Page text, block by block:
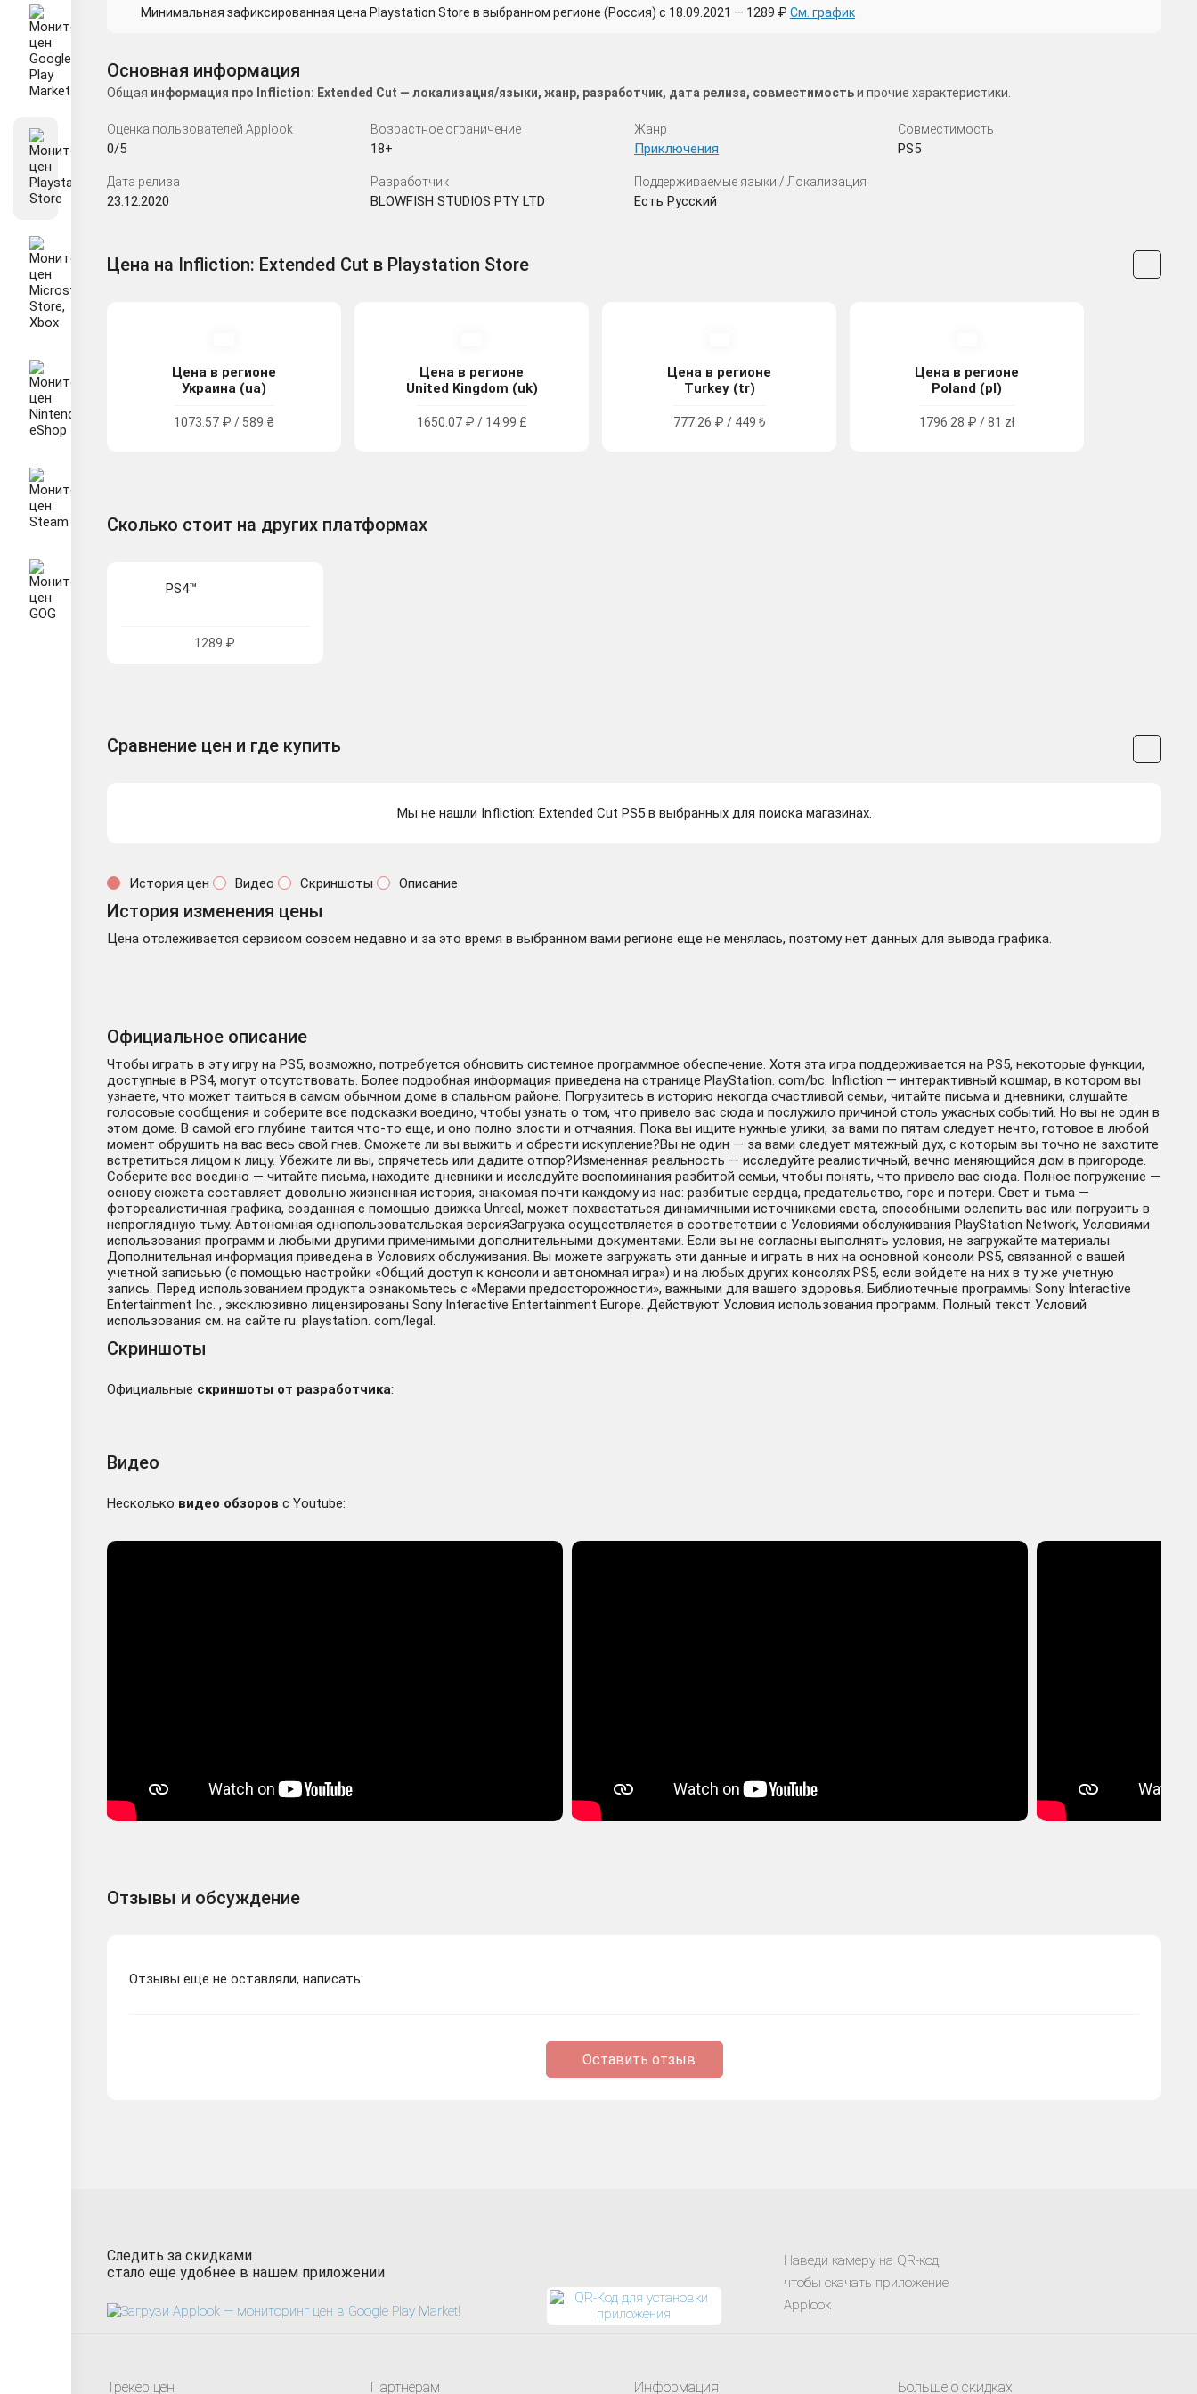
Минимальная зафиксированная цена Playstation Store в выбранном регионе (Россия) с 18.09.2021 — 1289 ₽ См. график
Основная информация
Общая информация про Infliction: Extended Cut — локализация/языки, жанр, разработчик, дата релиза, совместимостьи прочие характеристики.
Оценка пользователей Applook
0/5
Возрастное ограничение
18+
Жанр
Приключения
Совместимость
PS5
Дата релиза
23.12.2020
Разработчик
BLOWFISH STUDIOS PTY LTD
Поддерживаемые языки / Локализация
Есть Русский
Цена на Infliction: Extended Cut в Playstation Store
Цена в регионе
Украина (ua)
1073.57 ₽ / 589 ₴
Цена в регионе
United Kingdom (uk)
1650.07 ₽ / 14.99 £
Цена в регионе
Turkey (tr)
777.26 ₽ / 449 ₺
Цена в регионе
Poland (pl)
1796.28 ₽ / 81 zł
Сколько стоит на других платформах
PS4™
1289 ₽
Сравнение цен и где купить
Мы не нашли Infliction: Extended Cut PS5 в выбранных для поиска магазинах.
История цен Видео Скриншоты Описание
История изменения цены
Цена отслеживается сервисом совсем недавно и за это время в выбранном вами регионе еще не менялась, поэтому нет данных для вывода графика.
Официальное описание
Чтобы играть в эту игру на PS5, возможно, потребуется обновить системное программное обеспечение. Хотя эта игра поддерживается на PS5, некоторые функции,
доступные в PS4, могут отсутствовать. Более подробная информация приведена на странице PlayStation. com/bc. Infliction — интерактивный кошмар, в котором вы
узнаете, что может таиться в самом обычном доме в спальном районе. Погрузитесь в историю некогда счастливой семьи, читайте письма и дневники, слушайте
голосовые сообщения и соберите все подсказки воедино, чтобы узнать о том, что привело вас сюда и послужило причиной столь ужасных событий. Но вы не один в
этом доме. В самой его глубине таится что-то еще, и оно полно злости и отчаяния. Пока вы ищите нужные улики, за вами по пятам следует нечто, готовое в любой
момент обрушить на вас весь свой гнев. Сможете ли вы выжить и обрести искупление?Вы не один — за вами следует мятежный дух, с которым вы точно не захотите
встретиться лицом к лицу. Убежите ли вы, спрячетесь или дадите отпор?Измененная реальность — исследуйте реалистичный, вечно меняющийся дом в пригороде.
Соберите все воедино — читайте письма, находите дневники и исследуйте воспоминания разбитой семьи, чтобы понять, что привело вас сюда. Полное погружение —
основу сюжета составляет довольно жизненная история, знакомая почти каждому из нас: разбитые сердца, предательство, горе и потери. Свет и тьма —
фотореалистичная графика, созданная с помощью движка Unreal, может похвастаться динамичными источниками света, способными ослепить вас или погрузить в
непроглядную тьму. Автономная однопользовательская версияЗагрузка осуществляется в соответствии с Условиями обслуживания PlayStation Network, Условиями
использования программ и любыми другими применимыми дополнительными документами. Если вы не согласны выполнять условия, не загружайте материалы.
Дополнительная информация приведена в Условиях обслуживания. Вы можете загружать эти данные и играть в них на основной консоли PS5, связанной с вашей
учетной записьью (с помощью настройки «Общий доступ к консоли и автономная игра») и на любых других консолях PS5, если войдете на них в ту же учетную
запись. Перед использованием продукта ознакомьтесь с «Мерами предосторожности», важными для вашего здоровья. Библиотечные программы Sony Interactive
Entertainment Inc. , эксклюзивно лицензированы Sony Interactive Entertainment Europe. Действуют Условия использования программ. Полный текст Условий
использования см. на сайте ru. playstation. com/legal.
Скриншоты
Официальные скриншоты от разработчика:
Видео
Несколько видео обзоров с Youtube:
Отзывы и обсуждение
Отзывы еще не оставляли, написать:
Оставить отзыв
Следить за скидками
стало еще удобнее в нашем приложении
Наведи камеру на QR-код,
чтобы скачать приложение
Applook
Трекер цен Партнёрам Информация Больше о скидках